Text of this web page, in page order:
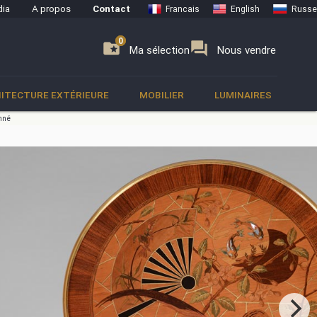
A propos Contact Francais English Russe
folder_special Ma sélection
0 forum Nous vendre
0
EXTÉRIEURE MOBILIER LUMINAIRES